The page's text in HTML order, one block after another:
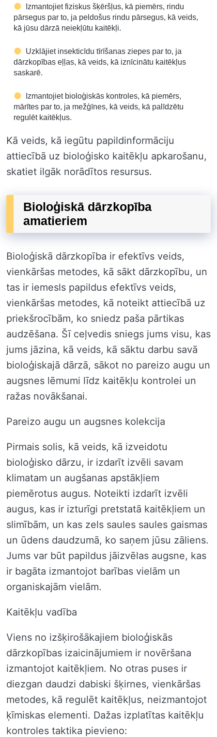
Izmantojiet fiziskus šķēršļus, kā piemērs, rindu
pārsegus par to, ja peldošus rindu pārsegus, kā veids,
kā jūsu dārzā neiekļūtu kaitēkļi.
Uzklājiet insekticīdu tīrīšanas ziepes par to, ja
dārzkopības eļļas, kā veids, kā iznīcinātu kaitēkļus
saskarē.
Izmantojiet bioloģiskās kontroles, kā piemērs,
mārītes par to, ja mežģīnes, kā veids, kā palīdzētu
regulēt kaitēkļus.
Kā veids, kā iegūtu papildinformāciju
attiecībā uz bioloģisko kaitēkļu apkarošanu,
skatiet ilgāk norādītos resursus.
Bioloģiskā dārzkopība
amatieriem
Bioloģiskā dārzkopība ir efektīvs veids,
vienkāršas metodes, kā sākt dārzkopību, un
tas ir iemesls papildus efektīvs veids,
vienkāršas metodes, kā noteikt attiecībā uz
priekšrocībām, ko sniedz paša pārtikas
audzēšana. Šī ceļvedis sniegs jums visu, kas
jums jāzina, kā veids, kā sāktu darbu savā
bioloģiskajā dārzā, sākot no pareizo augu un
augsnes lēmumi līdz kaitēkļu kontrolei un
ražas novākšanai.
Pareizo augu un augsnes kolekcija
Pirmais solis, kā veids, kā izveidotu
bioloģisko dārzu, ir izdarīt izvēli savam
klimatam un augšanas apstākļiem
piemērotus augus. Noteikti izdarīt izvēli
augus, kas ir izturīgi pretstatā kaitēkļiem un
slimībām, un kas zels saules saules gaismas
un ūdens daudzumā, ko saņem jūsu zāliens.
Jums var būt papildus jāizvēlas augsne, kas
ir bagāta izmantojot barības vielām un
organiskajām vielām.
Kaitēkļu vadība
Viens no izšķirošākajiem bioloģiskās
dārzkopības izaicinājumiem ir novēršana
izmantojot kaitēkļiem. No otras puses ir
diezgan daudzi dabiski šķirnes, vienkāršas
metodes, kā regulēt kaitēkļus, neizmantojot
ķīmiskas elementi. Dažas izplatītas kaitēkļu
kontroles taktika pievieno: